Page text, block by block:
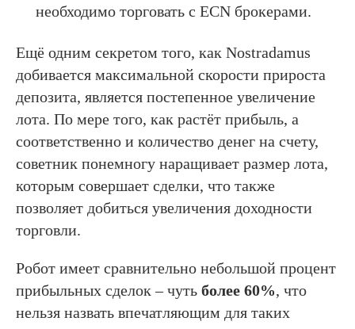
необходимо торговать с ECN брокерами.
Ещё одним секретом того, как Nostradamus
добивается максимальной скорости прироста
депозита, является постепенное увеличение
лота. По мере того, как растёт прибыль, а
соответственно и количество денег на счету,
советник понемногу наращивает размер лота,
которым совершает сделки, что также
позволяет добиться увеличения доходности
торговли.
Робот имеет сравнительно небольшой процент
прибыльных сделок – чуть более 60%, что
нельзя назвать впечатляющим для таких